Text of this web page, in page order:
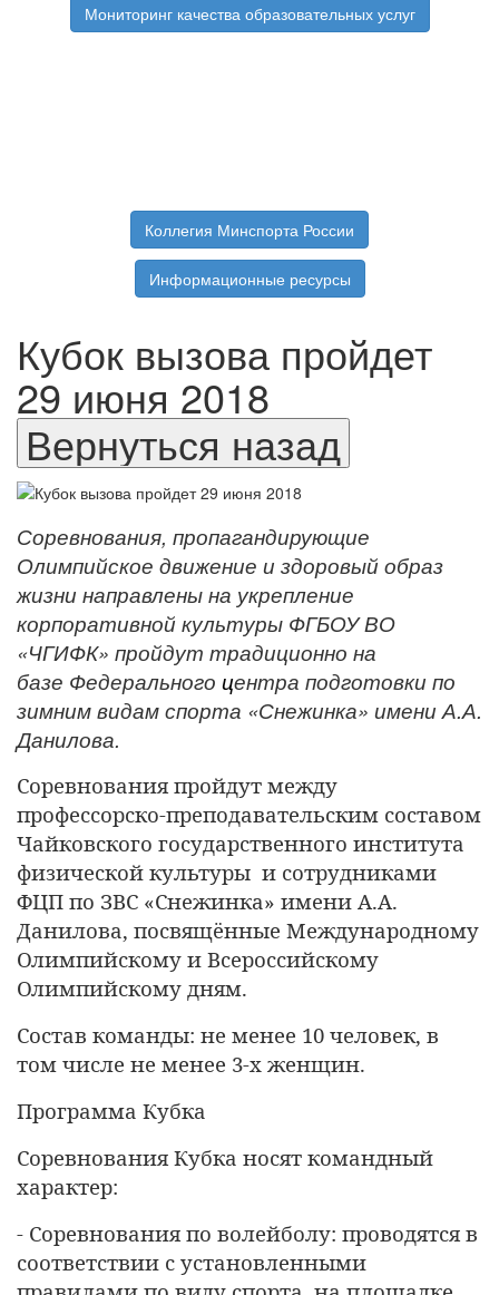
Мониторинг качества образовательных услуг
Коллегия Минспорта России
Информационные ресурсы
Кубок вызова пройдет
29 июня 2018
Соревнования, пропагандирующие
Олимпийское движение и здоровый образ
жизни направлены на укрепление
корпоративной культуры ФГБОУ ВО
«ЧГИФК» пройдут традиционно на
базе Федерального центра подготовки по
зимним видам спорта «Снежинка» имени А.А.
Данилова.
Соревнования пройдут между
профессорско-преподавательским составом
Чайковского государственного института
физической культуры и сотрудниками
ФЦП по ЗВС «Снежинка» имени А.А.
Данилова, посвящённые Международному
Олимпийскому и Всероссийскому
Олимпийскому дням.
Состав команды: не менее 10 человек, в
том числе не менее 3-х женщин.
Программа Кубка
Соревнования Кубка носят командный
характер:
- Соревнования по волейболу: проводятся в
соответствии с установленными